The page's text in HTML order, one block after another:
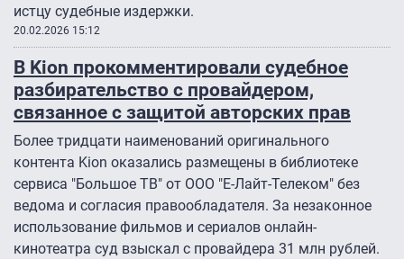
истцу судебные издержки.
20.02.2026 15:12
В Kion прокомментировали судебное
разбирательство с провайдером,
связанное с защитой авторских прав
Более тридцати наименований оригинального
контента Kion оказались размещены в библиотеке
сервиса "Большое ТВ" от ООО "Е-Лайт-Телеком" без
ведома и согласия правообладателя. За незаконное
использование фильмов и сериалов онлайн-
кинотеатра суд взыскал с провайдера 31 млн рублей.